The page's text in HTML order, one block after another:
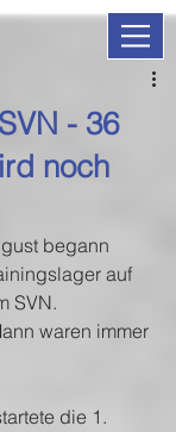
- 36
noch
begann
auf
SVN.
waren immer
die 1.